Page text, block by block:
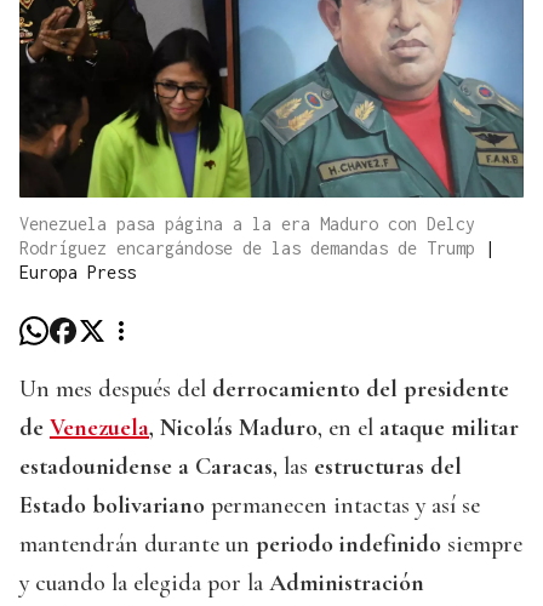
Venezuela pasa página a la era Maduro con Delcy
Rodríguez encargándose de las demandas de Trump
|
Europa Press
Un mes después del derrocamiento del presidente
de Venezuela, Nicolás Maduro, en el ataque militar
estadounidense a Caracas, las estructuras del
Estado bolivariano permanecen intactas y así se
mantendrán durante un periodo indefinido siempre
y cuando la elegida por la Administración